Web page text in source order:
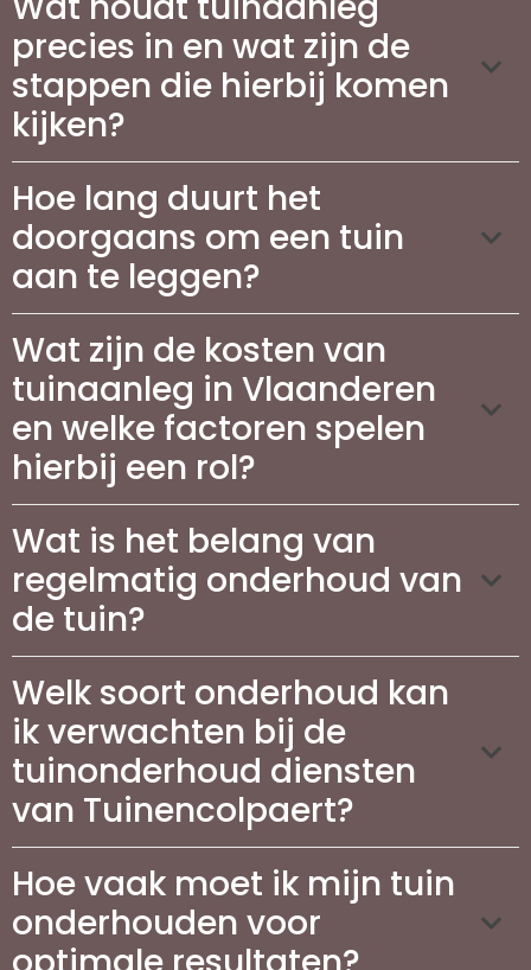
precies in en wat zijn de
stappen die hierbij komen
kijken?
Hoe lang duurt het
doorgaans om een tuin
aan te leggen?
Wat zijn de kosten van
tuinaanleg in Vlaanderen
en welke factoren spelen
hierbij een rol?
Wat is het belang van
regelmatig onderhoud van
de tuin?
Welk soort onderhoud kan
ik verwachten bij de
tuinonderhoud diensten
van Tuinencolpaert?
Hoe vaak moet ik mijn tuin
onderhouden voor